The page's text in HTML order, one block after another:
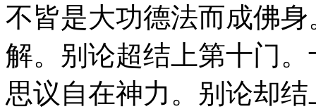
不皆是大功德法而成佛
解。别论超结上第十门
思议自在神力。别论却